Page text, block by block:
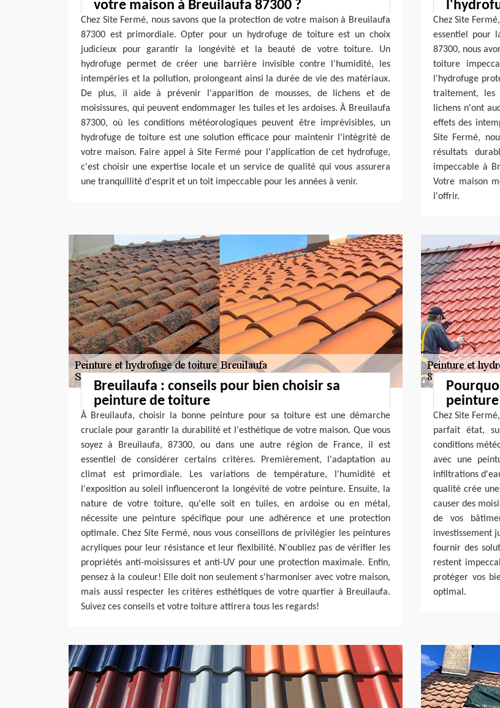
votre maison à Breuilaufa 87300 ?
Chez Site Fermé, nous savons que la protection de votre maison à Breuilaufa
87300 est primordiale. Opter pour un hydrofuge de toiture est un choix
judicieux pour garantir la longévité et la beauté de votre toiture. Un
hydrofuge permet de créer une barrière invisible contre l'humidité, les
intempéries et la pollution, prolongeant ainsi la durée de vie des matériaux.
De plus, il aide à prévenir l'apparition de mousses, de lichens et de
moisissures, qui peuvent endommager les tuiles et les ardoises. À Breuilaufa
87300, où les conditions météorologiques peuvent être imprévisibles, un
hydrofuge de toiture est une solution efficace pour maintenir l'intégrité de
votre maison. Faire appel à Site Fermé pour l'application de cet hydrofuge,
c'est choisir une expertise locale et un service de qualité qui vous assurera
une tranquillité d'esprit et un toit impeccable pour les années à venir.
Chez Site
essentiel pour
87300, nous
toiture
l'hydrofuge
traitement, les
lichens n'ont
effets des
Site Fermé,
résultats
impeccable à
Votre maison
l'offrir.
Breuilaufa : conseils pour bien choisir sa
peinture de toiture
À Breuilaufa, choisir la bonne peinture pour sa toiture est une démarche
cruciale pour garantir la durabilité et l'esthétique de votre maison. Que vous
soyez à Breuilaufa, 87300, ou dans une autre région de France, il est
essentiel de considérer certains critères. Premièrement, l'adaptation au
climat est primordiale. Les variations de température, l'humidité et
l'exposition au soleil influenceront la longévité de votre peinture. Ensuite, la
nature de votre toiture, qu'elle soit en tuiles, en ardoise ou en métal,
nécessite une peinture spécifique pour une adhérence et une protection
optimale. Chez Site Fermé, nous vous conseillons de privilégier les peintures
acryliques pour leur résistance et leur flexibilité. N'oubliez pas de vérifier les
propriétés anti-moisissures et anti-UV pour une protection maximale. Enfin,
pensez à la couleur! Elle doit non seulement s'harmoniser avec votre maison,
mais aussi respecter les critères esthétiques de votre quartier à Breuilaufa.
Suivez ces conseils et votre toiture attirera tous les regards!
Chez Site
parfait état,
conditions
avec une
infiltrations
qualité crée
causer des
de vos
investissement
fournir des
restent
protéger vos
optimal.